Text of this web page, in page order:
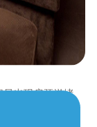
易出现肩颈淤堵
后脑发闷，严